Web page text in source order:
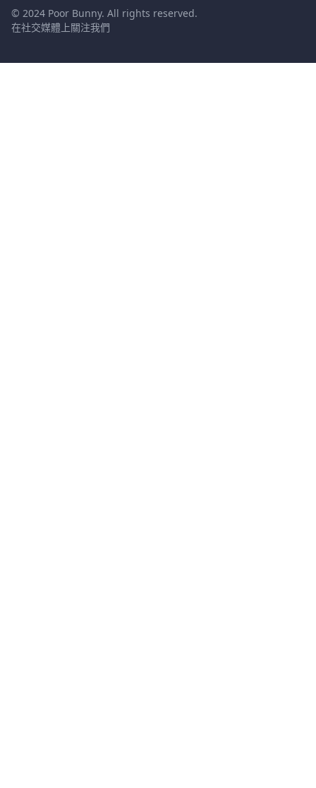
© 2024 Poor Bunny. All rights reserved.
在社交媒體上關注我們